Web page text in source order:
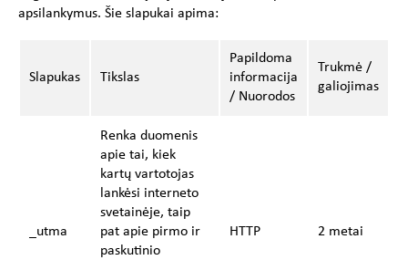
apsilankymus. Šie slapukai apima:
Slapukas Tikslas
Papildoma
informacija
/ Nuorodos
Trukmė /
galiojimas
_utma
Renka duomenis
apie tai, kiek
kartų vartotojas
lankėsi interneto
svetainėje, taip
pat apie pirmo ir
paskutinio
HTTP 2 metai